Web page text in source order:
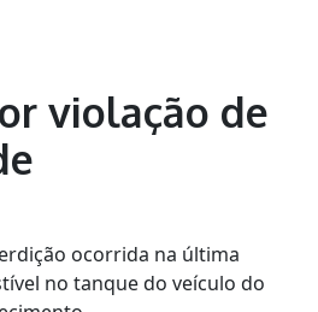
violação de
ocorrida na última
no tanque do veículo do